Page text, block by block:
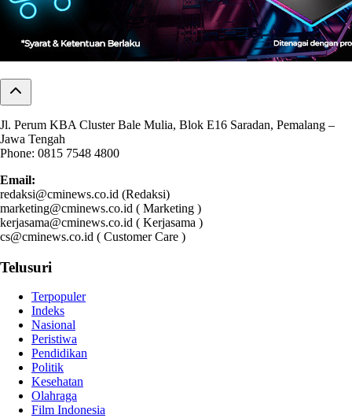
Jl. Perum KBA Cluster Bale Mulia, Blok E16 Saradan, Pemalang –
Jawa Tengah
Phone: 0815 7548 4800
Email:
redaksi@cminews.co.id (Redaksi)
marketing@cminews.co.id ( Marketing )
kerjasama@cminews.co.id ( Kerjasama )
cs@cminews.co.id ( Customer Care )
Telusuri
Terpopuler
Indeks
Nasional
Peristiwa
Pendidikan
Politik
Kesehatan
Olahraga
Film Indonesia